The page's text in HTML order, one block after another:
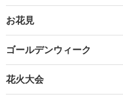
お花見
ゴールデンウィーク
花火大会